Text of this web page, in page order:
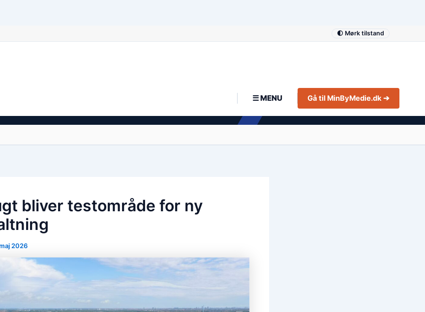
🌓 Mørk tilstand
☰ MENU Gå til MinByMedie.dk ➔
bliver testområde for ny
2026